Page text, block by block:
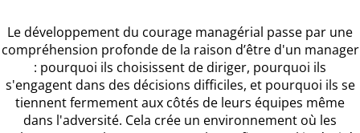
Le développement du courage managérial passe par une
compréhension profonde de la raison d’être d'un manager
: pourquoi ils choisissent de diriger, pourquoi ils
s'engagent dans des décisions difficiles, et pourquoi ils se
tiennent fermement aux côtés de leurs équipes même
dans l'adversité. Cela crée un environnement où les